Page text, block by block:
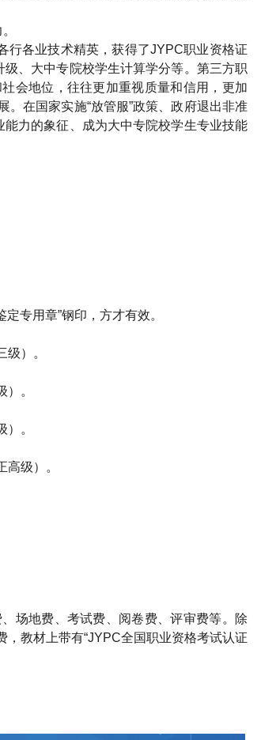
行各业技术精英，获得了JYPC职业资格证
、大中专院校学生计算学分等。第三方职
会地位，往往更加重视质量和信用，更加
在国家实施“放管服”政策、政府退出非准
力的象征、成为大中专院校学生专业技能
专用章”钢印，方才有效。
）。
。
。
级）。
场地费、考试费、阅卷费、评审费等。除
，教材上带有“JYPC全国职业资格考试认证